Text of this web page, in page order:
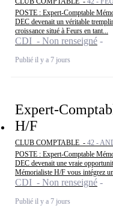
POSTE : Expert-Comptable
DEC devenait un véritable
croissance situé à Feurs en tant...
CDI - Non renseigné
Publié il y a 7 jours
Expert-
H/F
CLUB COMPTABLE - 42 -
POSTE : Expert-Comptable
DEC devenait une vraie
Mémorialiste H/F vous intégrez un
CDI - Non renseigné
Publié il y a 7 jours